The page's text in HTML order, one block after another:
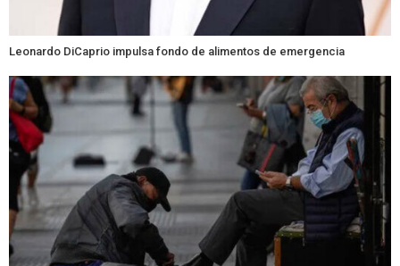
Leonardo DiCaprio impulsa fondo de alimentos de emergencia